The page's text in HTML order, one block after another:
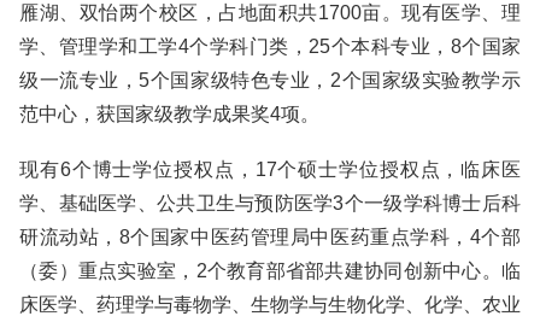
雁湖、双怡两个校区，占地面积共1700亩。现有医学、理
学、管理学和工学4个学科门类，25个本科专业，8个国家
级一流专业，5个国家级特色专业，2个国家级实验教学示
范中心，获国家级教学成果奖4项。
现有6个博士学位授权点，17个硕士学位授权点，临床医
学、基础医学、公共卫生与预防医学3个一级学科博士后科
研流动站，8个国家中医药管理局中医药重点学科，4个部
（委）重点实验室，2个教育部省部共建协同创新中心。临
床医学、药理学与毒物学、生物学与生物化学、化学、农业